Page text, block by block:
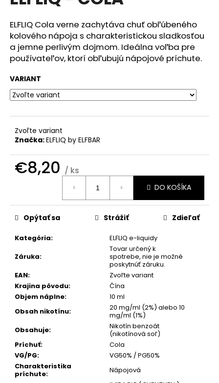
z
5
hviezdičiek.
ELFLIQ Cola verne zachytáva chuť obľúbeného
kolového nápoja s charakteristickou sladkosťou
a jemne perlivým dojmom. Ideálna voľba pre
používateľov, ktorí obľubujú nápojové príchute.
VARIANT
Zvoľte variant
Značka:ELFLIQ by ELFBAR
€8,20 / ks
DO KOŠÍKA
Kategória:
ELFLIQ e-liquidy
Záruka:
Tovar určený k
spotrebe, nie je možné
poskytnúť záruku.
EAN:
Zvoľte variant
Krajina pôvodu:
Čína
Objem náplne:
10 ml
Obsah nikotínu:
20 mg/ml (2%) alebo 10
mg/ml (1%)
Obsahuje:
Nikotín benzoát
(nikotínová soľ)
Príchuť:
Cola
VG/PG:
VG50% / PG50%
Charakteristika
príchute:
Nápojová
Opýtať sa Strážiť Zdieľať
j
s
ť
?
O
d
ú
č
m
e
GREATEST
COLD
DRY
MG
GOLD
NICOTINE
POUCHES
[EXP:15.07.2026]
€4,50
Pôvodne: